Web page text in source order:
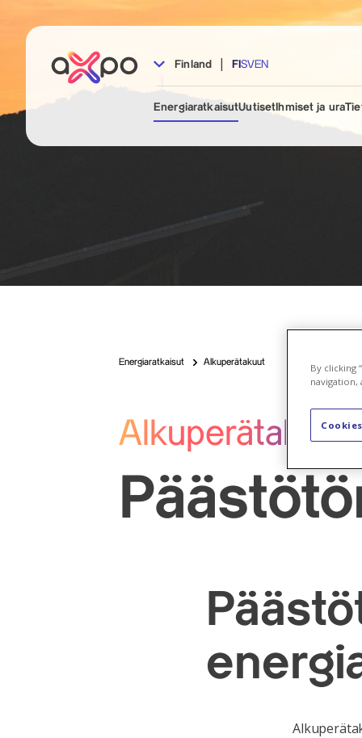
Finland | FI SVEN
EnergiaratkaisutUutiset Ihmiset ja ura
Energiaratkaisut Alkuperätakuut
Alkuperätakuut
By clicking
navigation,